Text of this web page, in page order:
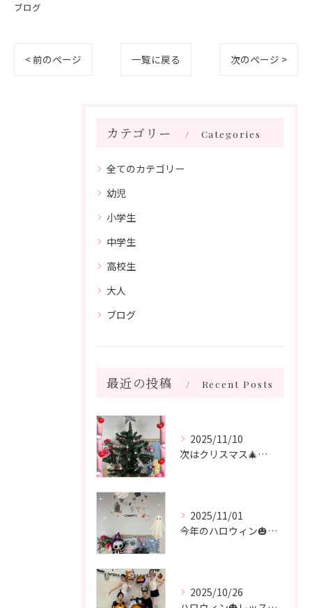
ブログ
< 前のページ 一覧に戻る 次のページ >
カテゴリー Categories
全てのカテゴリー
幼児
小学生
中学生
高校生
大人
ブログ
最近の投稿 Recent Posts
2025/11/10
次はクリスマス🎄🧑‍🎄🎄 飾り付けをしました♪
2025/11/01
今年のハロウィン🎃も終わり 次はクリスマス🎄
2025/10/26